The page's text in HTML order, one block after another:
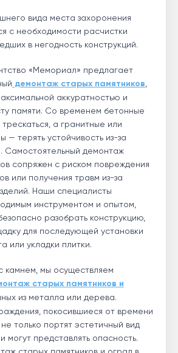
вида места захоронения
с необходимости расчистки
в негодность конструкций.
«Мемориал» предлагает
демонтаж старых памятников
аккуратностью и
памяти. Со временем бетонные
а гранитные или
— терять устойчивость из-за
Самостоятельный демонтаж
сопряжен с риском повреждения
или получения травм из-за
Наши специалисты
инструментом и опытом,
разобрать конструкцию,
для последующей установки
или укладки плитки.
камнем, мы осуществляем
старых памятников и
из металла или дерева.
покосившиеся от времени
только портят эстетичный вид
могут представлять опасность.